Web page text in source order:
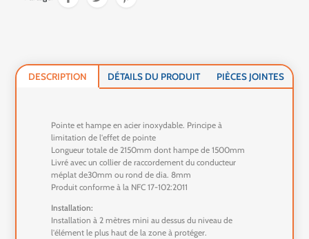
DESCRIPTION DÉTAILS DU PRODUIT PIÈCES JOINTES
Pointe et hampe en acier inoxydable. Principe à
limitation de l'effet de pointe
Longueur totale de 2150mm dont hampe de 1500mm
Livré avec un collier de raccordement du conducteur
méplat de30mm ou rond de dia. 8mm
Produit conforme à la NFC 17-102:2011
Installation:
Installation à 2 mètres mini au dessus du niveau de
l'élément le plus haut de la zone à protéger.